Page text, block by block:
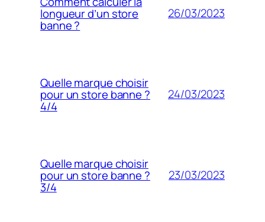
longueur d’un store
banne ?
26/03/2023
Quelle marque choisir
pour un store banne ?
4/4
24/03/2023
Quelle marque choisir
pour un store banne ?
3/4
23/03/2023